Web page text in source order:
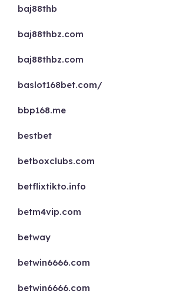
baj88thb
baj88thbz.com
baj88thbz.com
baslot168bet.com/
bbp168.me
bestbet
betboxclubs.com
betflixtikto.info
betm4vip.com
betway
betwin6666.com
betwin6666.com